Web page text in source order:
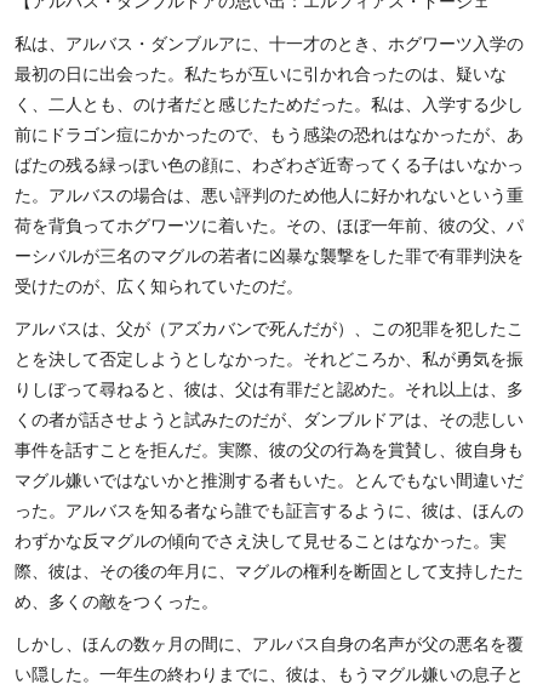
私は、アルバス・ダンブルアに、十一才のとき、ホグワーツ入学の
最初の日に出会った。私たちが互いに引かれ合ったのは、疑いな
く、二人とも、のけ者だと感じたためだった。私は、入学する少し
前にドラゴン痘にかかったので、もう感染の恐れはなかったが、あ
ばたの残る緑っぽい色の顔に、わざわざ近寄ってくる子はいなかっ
た。アルバスの場合は、悪い評判のため他人に好かれないという重
荷を背負ってホグワーツに着いた。その、ほぼ一年前、彼の父、パ
ーシバルが三名のマグルの若者に凶暴な襲撃をした罪で有罪判決を
受けたのが、広く知られていたのだ。
アルバスは、父が（アズカバンで死んだが）、この犯罪を犯したこ
とを決して否定しようとしなかった。それどころか、私が勇気を振
りしぼって尋ねると、彼は、父は有罪だと認めた。それ以上は、多
くの者が話させようと試みたのだが、ダンブルドアは、その悲しい
事件を話すことを拒んだ。実際、彼の父の行為を賞賛し、彼自身も
マグル嫌いではないかと推測する者もいた。とんでもない間違いだ
った。アルバスを知る者なら誰でも証言するように、彼は、ほんの
わずかな反マグルの傾向でさえ決して見せることはなかった。実
際、彼は、その後の年月に、マグルの権利を断固として支持したた
め、多くの敵をつくった。
しかし、ほんの数ヶ月の間に、アルバス自身の名声が父の悪名を覆
い隠した。一年生の終わりまでに、彼は、もうマグル嫌いの息子と